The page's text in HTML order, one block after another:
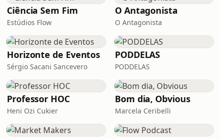
Ciência Sem Fim
Estúdios Flow
O Antagonista
O Antagonista
Horizonte de Eventos
Sérgio Sacani Sancevero
PODDELAS
PODDELAS
Professor HOC
Heni Ozi Cukier
Bom dia, Obvious
Marcela Ceribelli